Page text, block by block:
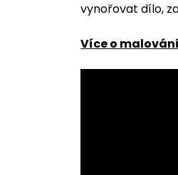
vynořovat dílo,
Více o